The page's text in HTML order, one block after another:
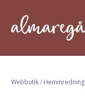
Webbutik/ Heminredning